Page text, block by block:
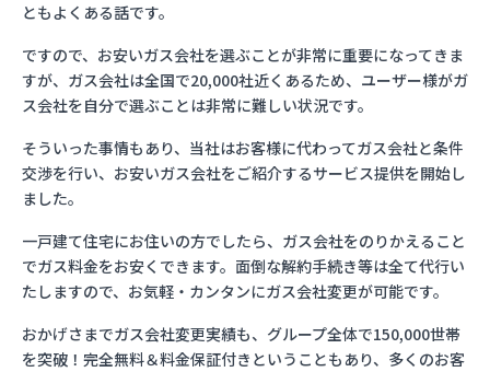
ともよくある話です。
ですので、お安いガス会社を選ぶことが非常に重要になってきま
すが、ガス会社は全国で20,000社近くあるため、ユーザー様がガ
ス会社を自分で選ぶことは非常に難しい状況です。
そういった事情もあり、当社はお客様に代わってガス会社と条件
交渉を行い、お安いガス会社をご紹介するサービス提供を開始し
ました。
一戸建て住宅にお住いの方でしたら、ガス会社をのりかえること
でガス料金をお安くできます。面倒な解約手続き等は全て代行い
たしますので、お気軽・カンタンにガス会社変更が可能です。
おかげさまでガス会社変更実績も、グループ全体で150,000世帯
を突破！完全無料＆料金保証付きということもあり、多くのお客